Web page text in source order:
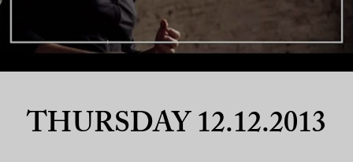
THURSDAY 12.12.2013